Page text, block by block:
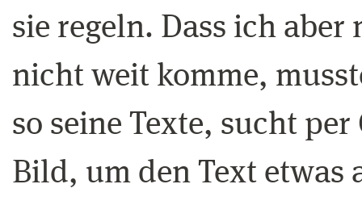
sie regeln. Dass ich
nicht weit komme,
so seine Texte, sucht
Bild, um den Text